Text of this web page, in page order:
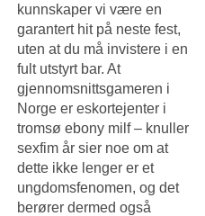
kunnskaper vi være en
garantert hit på neste fest,
uten at du må invistere i en
fult utstyrt bar. At
gjennomsnittsgameren i
Norge er eskortejenter i
tromsø ebony milf – knuller
sexfim år sier noe om at
dette ikke lenger er et
ungdomsfenomen, og det
berører dermed også